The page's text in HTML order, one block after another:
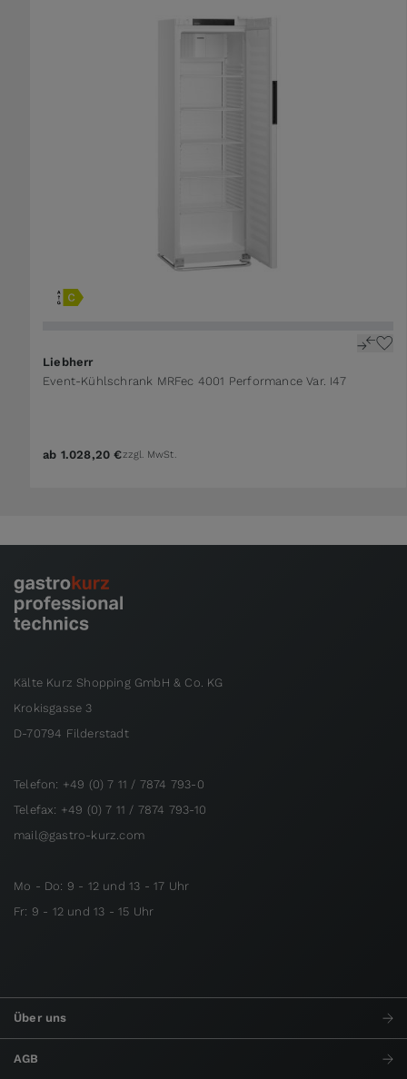
Liebherr
Event-Kühlschrank MRFec 4001 Performance Var. I47
ab 1.028,20 €zzgl. MwSt.
Kälte Kurz Shopping GmbH & Co. KG
Krokisgasse 3
D-70794 Filderstadt
Telefon: +49 (0) 7 11 / 7874 793-0
Telefax: +49 (0) 7 11 / 7874 793-10
mail@gastro-kurz.com
Mo - Do: 9 - 12 und 13 - 17 Uhr
Fr: 9 - 12 und 13 - 15 Uhr
Über uns
AGB